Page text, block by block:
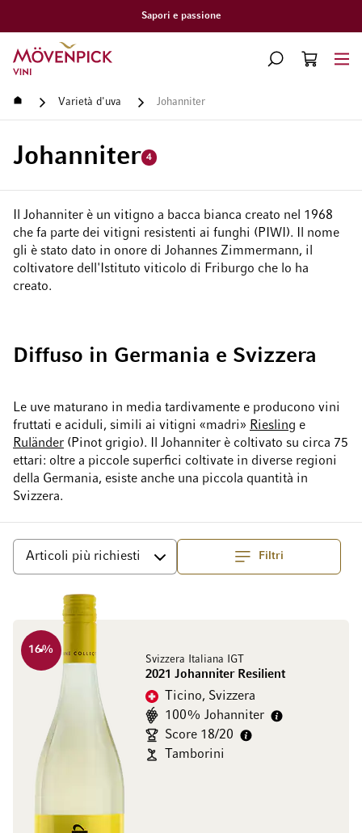
Consegna gratuita a partire da CHF 300.–
Vai alla Home Page
CERCA
CART
Home Varietà d'uva Johanniter
Johanniter 4
Il Johanniter è un vitigno a bacca bianca creato nel 1968
che fa parte dei vitigni resistenti ai funghi (PIWI). Il nome
gli è stato dato in onore di Johannes Zimmermann, il
coltivatore dell'Istituto viticolo di Friburgo che lo ha
creato.
Diffuso in Germania e Svizzera
Le uve maturano in media tardivamente e producono vini
fruttati e aciduli, simili ai vitigni «madri» Riesling e
Ruländer (Pinot grigio). Il Johanniter è coltivato su circa 75
ettari: oltre a piccole superfici coltivate in diverse regioni
della Germania, esiste anche una piccola quantità in
Svizzera.
Filtri
Ordina per Superiore
Svizzera Italiana IGT
2021 Johanniter Resilient
16%
Ticino, Svizzera
100% Johanniter
Score 18/20
Tamborini